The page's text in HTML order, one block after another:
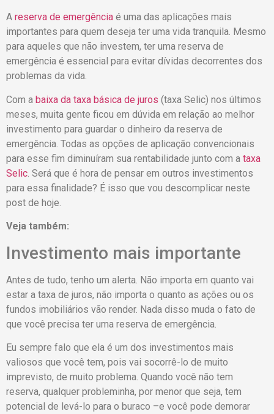
A reserva de emergência é uma das aplicações mais
importantes para quem deseja ter uma vida tranquila. Mesmo
para aqueles que não investem, ter uma reserva de
emergência é essencial para evitar dívidas decorrentes dos
problemas da vida.
Com a baixa da taxa básica de juros (taxa Selic) nos últimos
meses, muita gente ficou em dúvida em relação ao melhor
investimento para guardar o dinheiro da reserva de
emergência. Todas as opções de aplicação convencionais
para esse fim diminuíram sua rentabilidade junto com a taxa
Selic . Será que é hora de pensar em outros investimentos
para essa finalidade? É isso que vou descomplicar neste
post de hoje.
Veja também:
Investimento mais importante
Antes de tudo, tenho um alerta. Não importa em quanto vai
estar a taxa de juros, não importa o quanto as ações ou os
fundos imobiliários vão render. Nada disso muda o fato de
que você precisa ter uma reserva de emergência.
Eu sempre falo que ela é um dos investimentos mais
valiosos que você tem, pois vai socorrê-lo de muito
imprevisto, de muito problema. Quando você não tem
reserva, qualquer probleminha, por menor que seja, tem
potencial de levá-lo para o buraco –e você pode demorar